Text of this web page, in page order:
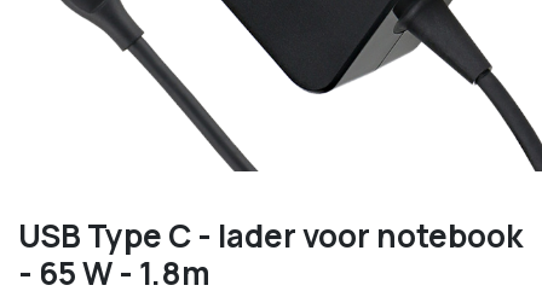
USB Type C - lader voor notebook
- 65 W - 1.8m